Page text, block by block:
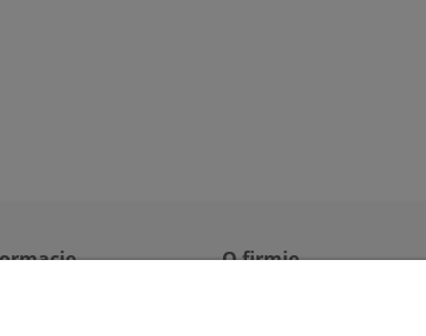
O firmie